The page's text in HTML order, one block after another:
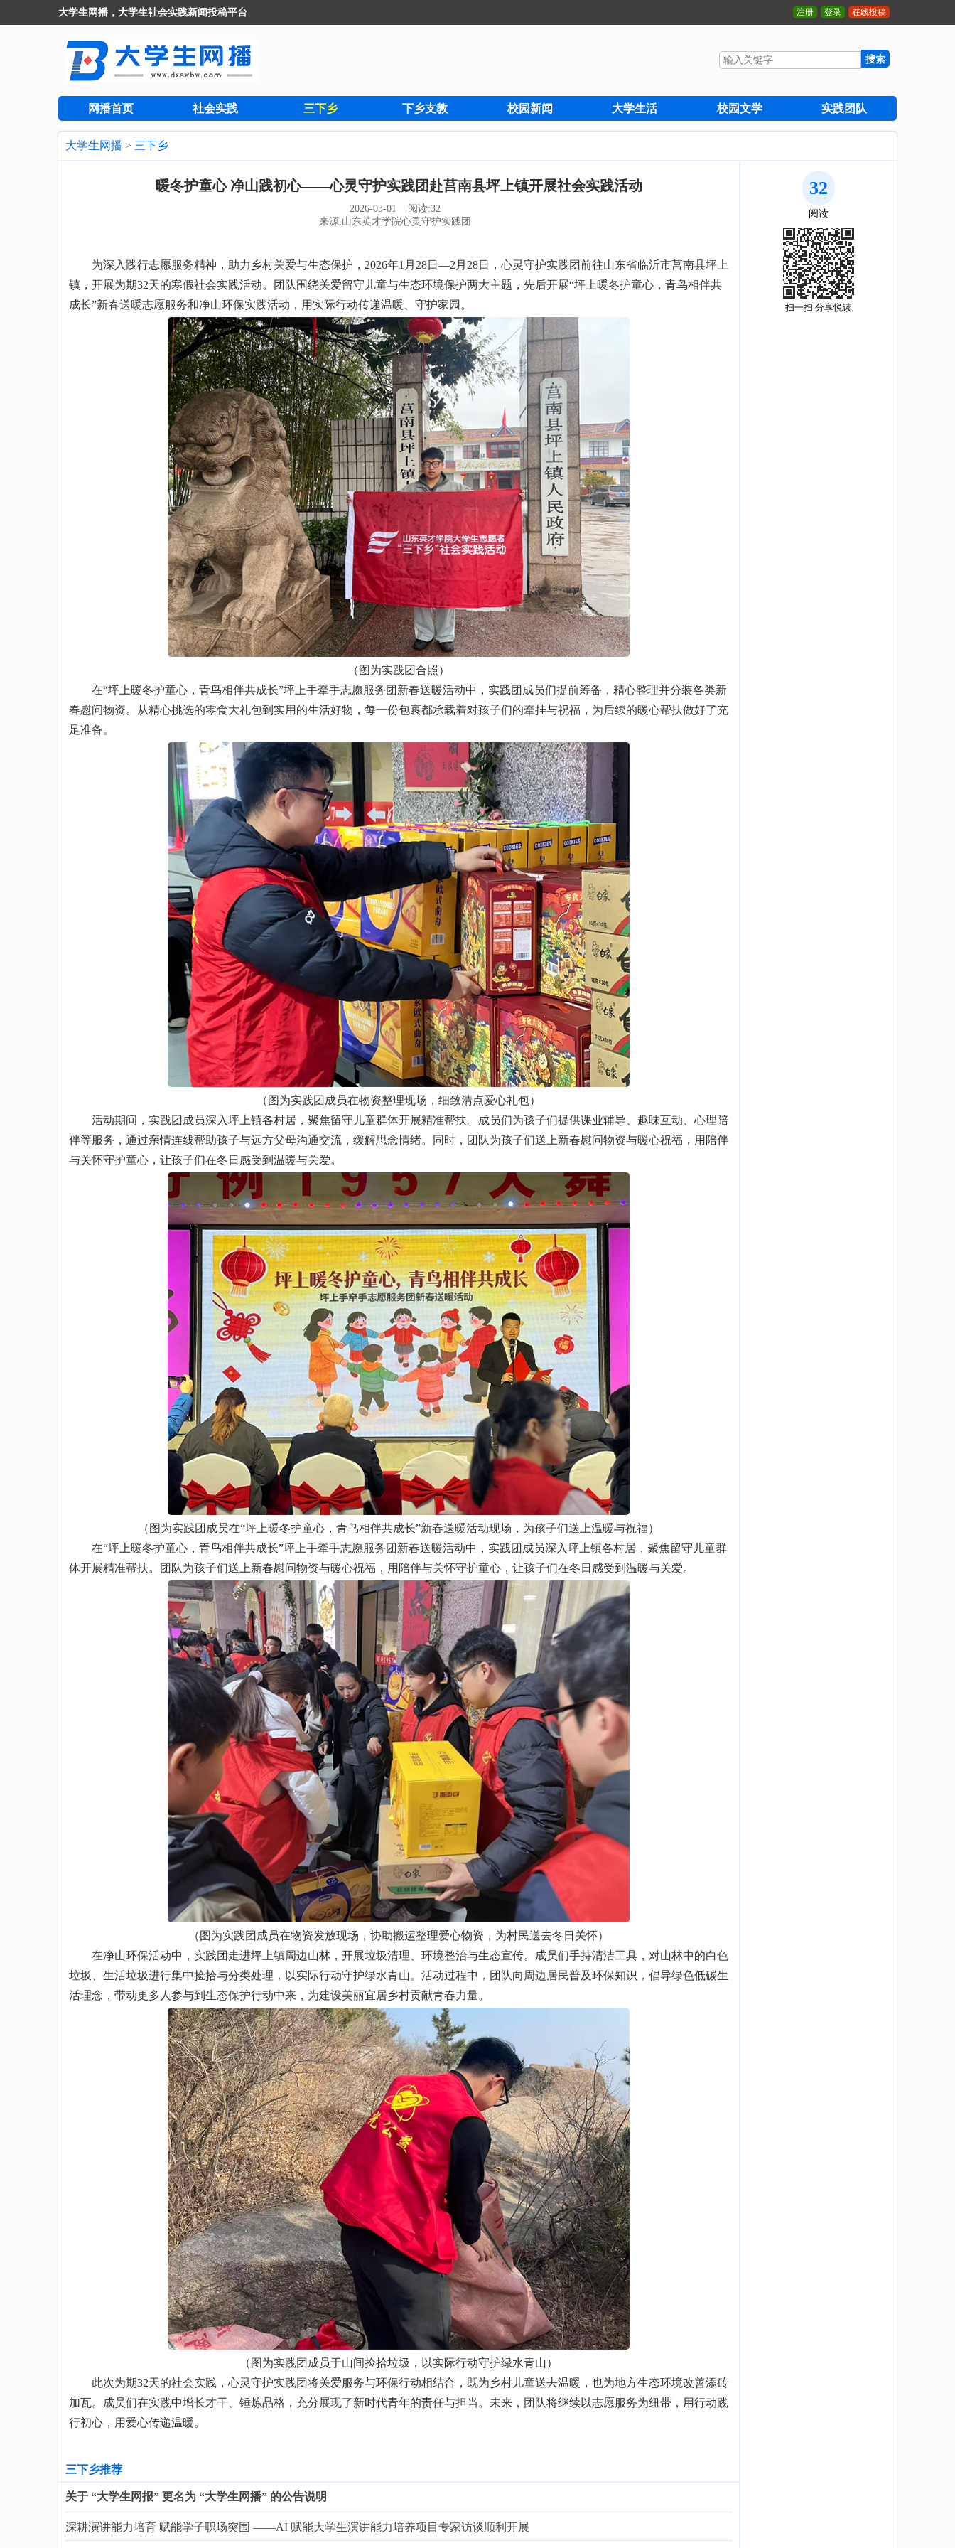
注册 登录 在线投稿
大学生网播，大学生社会实践新闻投稿平台
搜索
网播首页 社会实践 三下乡 下乡支教 校园新闻 大学生活 校园文学 实践团队
大学生网播 > 三下乡
暖冬护童心 净山践初心——心灵守护实践团赴莒南县坪上镇开展社会实践活动
2026-03-01 阅读:32
来源:山东英才学院心灵守护实践团
为深入践行志愿服务精神，助力乡村关爱与生态保护，2026年1月28日—2月28日，心灵守护实践团前往山东省临沂市莒南县坪上
镇，开展为期32天的寒假社会实践活动。团队围绕关爱留守儿童与生态环境保护两大主题，先后开展“坪上暖冬护童心，青鸟相伴共
成长”新春送暖志愿服务和净山环保实践活动，用实际行动传递温暖、守护家园。
（图为实践团合照）
在“坪上暖冬护童心，青鸟相伴共成长”坪上手牵手志愿服务团新春送暖活动中，实践团成员们提前筹备，精心整理并分装各类新
春慰问物资。从精心挑选的零食大礼包到实用的生活好物，每一份包裹都承载着对孩子们的牵挂与祝福，为后续的暖心帮扶做好了充
足准备。
（图为实践团成员在物资整理现场，细致清点爱心礼包）
活动期间，实践团成员深入坪上镇各村居，聚焦留守儿童群体开展精准帮扶。成员们为孩子们提供课业辅导、趣味互动、心理陪
伴等服务，通过亲情连线帮助孩子与远方父母沟通交流，缓解思念情绪。同时，团队为孩子们送上新春慰问物资与暖心祝福，用陪伴
与关怀守护童心，让孩子们在冬日感受到温暖与关爱。
（图为实践团成员在“坪上暖冬护童心，青鸟相伴共成长”新春送暖活动现场，为孩子们送上温暖与祝福）
在“坪上暖冬护童心，青鸟相伴共成长”坪上手牵手志愿服务团新春送暖活动中，实践团成员深入坪上镇各村居，聚焦留守儿童群
体开展精准帮扶。团队为孩子们送上新春慰问物资与暖心祝福，用陪伴与关怀守护童心，让孩子们在冬日感受到温暖与关爱。
（图为实践团成员在物资发放现场，协助搬运整理爱心物资，为村民送去冬日关怀）
在净山环保活动中，实践团走进坪上镇周边山林，开展垃圾清理、环境整治与生态宣传。成员们手持清洁工具，对山林中的白色
垃圾、生活垃圾进行集中捡拾与分类处理，以实际行动守护绿水青山。活动过程中，团队向周边居民普及环保知识，倡导绿色低碳生
活理念，带动更多人参与到生态保护行动中来，为建设美丽宜居乡村贡献青春力量。
（图为实践团成员于山间捡拾垃圾，以实际行动守护绿水青山）
此次为期32天的社会实践，心灵守护实践团将关爱服务与环保行动相结合，既为乡村儿童送去温暖，也为地方生态环境改善添砖
加瓦。成员们在实践中增长才干、锤炼品格，充分展现了新时代青年的责任与担当。未来，团队将继续以志愿服务为纽带，用行动践
行初心，用爱心传递温暖。
三下乡推荐
关于 “大学生网报” 更名为 “大学生网播” 的公告说明
深耕演讲能力培育 赋能学子职场突围 ——AI 赋能大学生演讲能力培养项目专家访谈顺利开展
32
阅读
扫一扫 分享悦读